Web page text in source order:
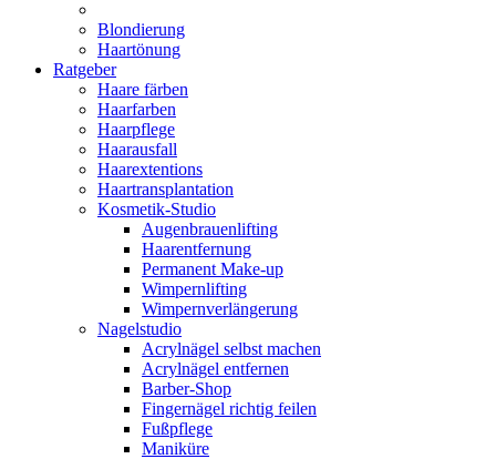
Blondierung
Haartönung
Ratgeber
Haare färben
Haarfarben
Haarpflege
Haarausfall
Haarextentions
Haartransplantation
Kosmetik-Studio
Augenbrauenlifting
Haarentfernung
Permanent Make-up
Wimpernlifting
Wimpernverlängerung
Nagelstudio
Acrylnägel selbst machen
Acrylnägel entfernen
Barber-Shop
Fingernägel richtig feilen
Fußpflege
Maniküre